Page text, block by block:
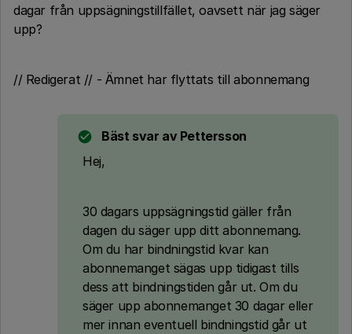
dagar från uppsägningstillfället, oavsett när jag säger
upp?
// Redigerat // - Ämnet har flyttats till abonnemang
Bäst svar av Pettersson
Hej,
30 dagars uppsägningstid gäller från
dagen du säger upp ditt abonnemang.
Om du har bindningstid kvar kan
abonnemanget sägas upp tidigast tills
dess att bindningstiden går ut. Om du
säger upp abonnemanget 30 dagar eller
mer innan eventuell bindningstid går ut